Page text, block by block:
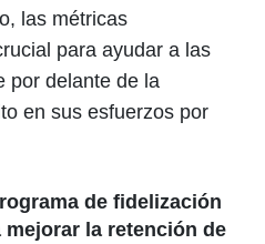
las métricas
para ayudar a las
por delante de la
en sus esfuerzos por
de fidelización
mejorar la retención de